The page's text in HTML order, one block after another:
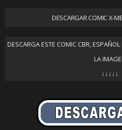
DESCARGAR COMIC X-
DESCARGA ESTE COMIC CBR,
LA
↓↓↓↓↓